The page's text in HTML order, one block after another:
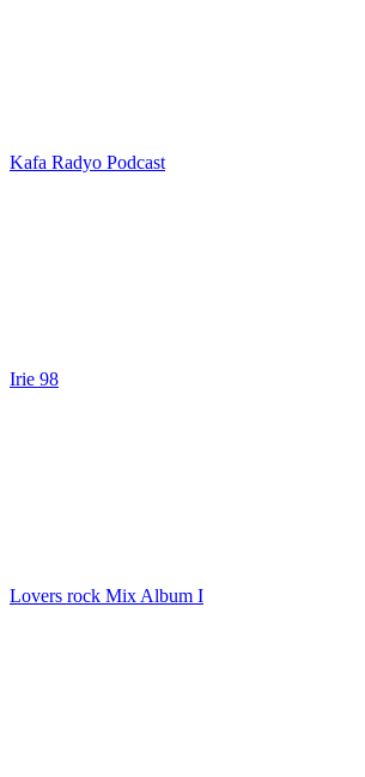
Kafa Radyo Podcast
Irie 98
Lovers rock Mix Album I